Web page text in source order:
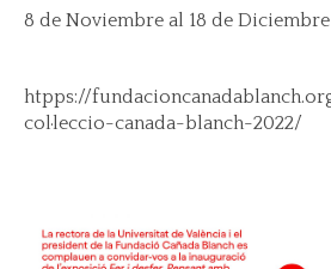
8 de Noviembre al 18 de
htpps://
col·leccio-canada-blanch-2022/